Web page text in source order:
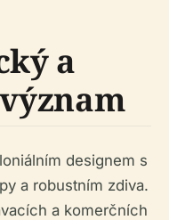
a
designem s
a robustním zdiva.
a komerčních